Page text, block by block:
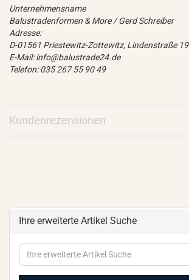
Unternehmensname
Balustradenformen & More / Gerd Schreiber
Adresse:
D-01561 Priestewitz-Zottewitz, Lindenstraße 19
E-Mail: info@balustrade24.de
Telefon: 035 267 55 90 49
Kundenrezensionen
Ihre erweiterte Artikel Suche
Ihre
erweiterte